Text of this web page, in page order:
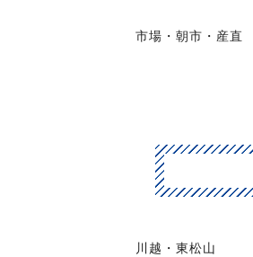
市場・朝市・産直
川越・東松山